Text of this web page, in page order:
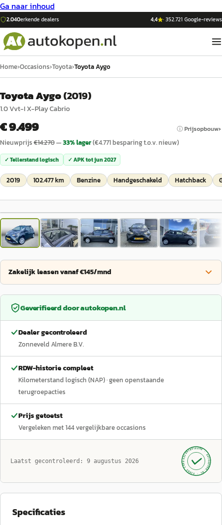
Ga naar inhoud
2.040erkende dealers 4,4 ·352.721 Google-reviews
Home›Occasions›Toyota›Toyota Aygo
Toyota Aygo(2019)
1.0 Vvt-I X-Play Cabrio
€ 9.499 ⓘ Prijsopbouw
Nieuwprijs€14.270—33% lager(€4.771besparing t.o.v. nieuw)
✓ Tellerstand logisch ✓ APK totjun 2027
2019 102.477 km Benzine Handgeschakeld Hatchback
1/41
Zakelijk leasen vanaf €145/mnd
Geverifieerd doorautokopen.nl
Dealer gecontroleerd
Zonneveld Almere B.V.
RDW-historie compleet
Kilometerstand logisch (NAP)· geen openstaande
terugroepacties
Prijs getoetst
Vergeleken met144vergelijkbare occasions
Laatst gecontroleerd: 9 augustus 2026 GECONTROLEERD ·
AUTOKOPEN.NL
· SINDS 1999 ·
Specificaties